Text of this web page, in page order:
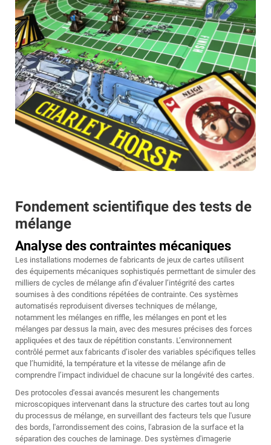
Fondement scientifique des tests de
mélange
Analyse des contraintes mécaniques
Les installations modernes de fabricants de jeux de cartes utilisent
des équipements mécaniques sophistiqués permettant de simuler des
milliers de cycles de mélange afin d’évaluer l’intégrité des cartes
soumises à des conditions répétées de contrainte. Ces systèmes
automatisés reproduisent diverses techniques de mélange,
notamment les mélanges en riffle, les mélanges en pont et les
mélanges par dessus la main, avec des mesures précises des forces
appliquées et des taux de répétition constants. L’environnement
contrôlé permet aux fabricants d’isoler des variables spécifiques telles
que l’humidité, la température et la vitesse de mélange afin de
comprendre l’impact individuel de chacune sur la longévité des cartes.
Des protocoles d'essai avancés mesurent les changements
microscopiques intervenant dans la structure des cartes tout au long
du processus de mélange, en surveillant des facteurs tels que l'usure
des bords, l'arrondissement des coins, l'abrasion de la surface et la
séparation des couches de laminage. Des systèmes d'imagerie